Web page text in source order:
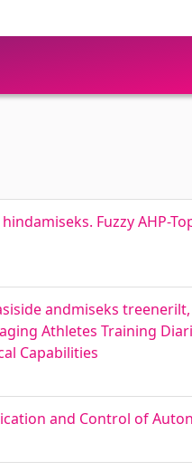
Fuzzy AHP-
andmiseks
Athletes Training
Capabilities
and Control of